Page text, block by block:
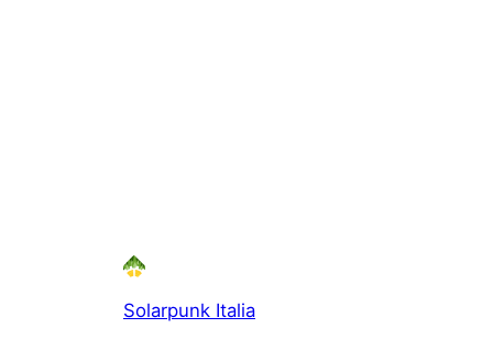
Solarpunk Italia